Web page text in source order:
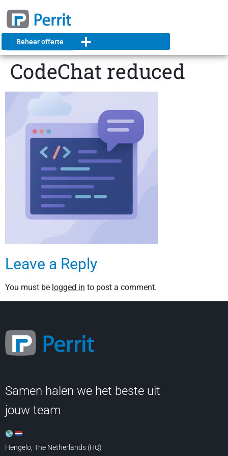
Beheer offerte
CodeChat reduced
Leave a Reply
You must be logged in to post a comment.
Samen halen we het beste uit
jouw team
Hengelo, The Netherlands (HQ)